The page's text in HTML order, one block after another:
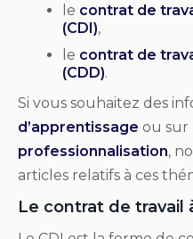
le contrat de
(CDI),
le contrat de
(CDD).
Si vous souhaitez des
d’apprentissage ou sur
professionnalisation,
articles relatifs à ces
Le contrat de travail